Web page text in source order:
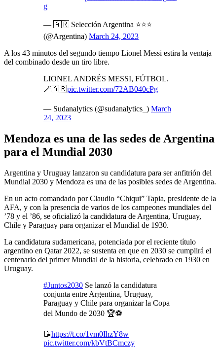
g
— 🇦🇷 Selección Argentina ⭐⭐⭐
(@Argentina) March 24, 2023
A los 43 minutos del segundo tiempo Lionel Messi estira la ventaja
del combinado desde un tiro libre.
LIONEL ANDRÉS MESSI, FÚTBOL.
🪄🇦🇷pic.twitter.com/72AB040cPg
— Sudanalytics (@sudanalytics_) March
24, 2023
Mendoza es una de las sedes de Argentina
para el Mundial 2030
Argentina y Uruguay lanzaron su candidatura para ser anfitrión del
Mundial 2030 y Mendoza es una de las posibles sedes de Argentina.
En un acto comandado por Claudio “Chiqui” Tapia, presidente de la
AFA, y con la presencia de varios de los campeones mundiales del
’78 y el ’86, se oficializó la candidatura de Argentina, Uruguay,
Chile y Paraguay para organizar el Mundial de 1930.
La candidatura sudamericana, potenciada por el reciente título
argentino en Qatar 2022, se sustenta en que en 2030 se cumplirá el
centenario del primer Mundial de la historia, celebrado en 1930 en
Uruguay.
#Juntos2030 Se lanzó la candidatura
conjunta entre Argentina, Uruguay,
Paraguay y Chile para organizar la Copa
del Mundo de 2030 🏆⚽️
📝https://t.co/1vm0IhzY8w
pic.twitter.com/kbVtBCmczy